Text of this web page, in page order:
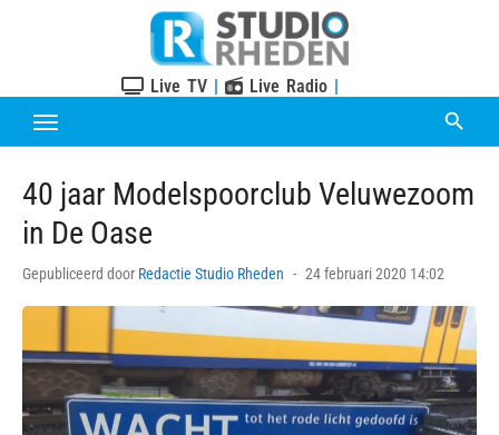
Live TV | Live Radio |
40 jaar Modelspoorclub Veluwezoom
in De Oase
Gepubliceerd door Redactie Studio Rheden
Posted
24 februari 2020 14:02